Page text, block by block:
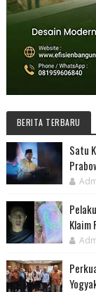
BERITA TERBARU
Satu
Klaim